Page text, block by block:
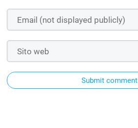
Submit comment